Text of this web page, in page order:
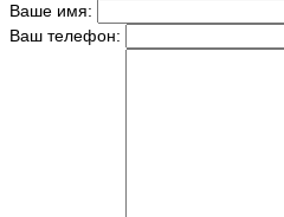
Ваше имя:
Ваш телефон: